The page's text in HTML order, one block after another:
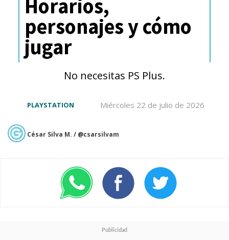
Horarios,
personajes y cómo
jugar
No necesitas PS Plus.
Miércoles 22 de julio de 2026
PLAYSTATION
César Silva M. / @csarsilvam